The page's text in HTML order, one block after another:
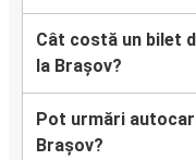
Cât costă un bilet
la Brașov?
Pot urmări
Brașov?